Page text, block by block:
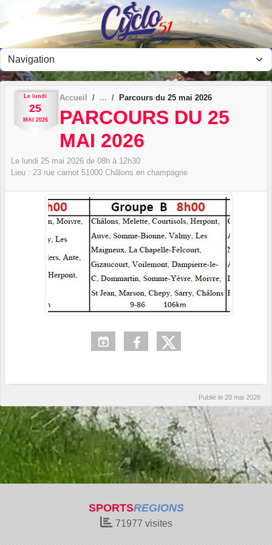
Le lundi
25
MAI 2026
Accueil Parcours du 25 mai 2026
PARCOURS DU 25
MAI 2026
Le lundi 25 mai 2026 de 08h à 12h30
Lieu : 23 rue carnot 51000 Châlons en champagne
Publié le 20 mai 2026
SPORTSREGIONS
71977 visites
Panneau de gestion des cookies